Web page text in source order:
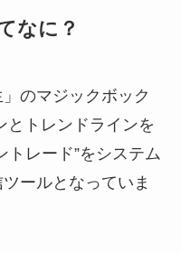
なに？
のマジックボック
とトレンドラインを
トレード”をシステム
ールとなっていま